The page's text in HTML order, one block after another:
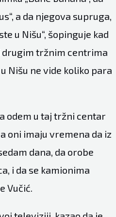
a da njegova supruga,
u Nišu“, šopinguje kad
drugim tržnim centrima
Nišu ne vide koliko para
odem u taj tržni centar
oni imaju vremena da iz
dana, da orobe
i da se kamionima
Vučić.